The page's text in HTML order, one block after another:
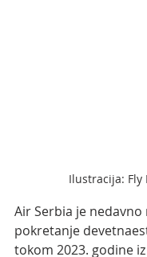
Ilustracija: Fly
Air Serbia je nedavno
pokretanje
tokom 2023. godine